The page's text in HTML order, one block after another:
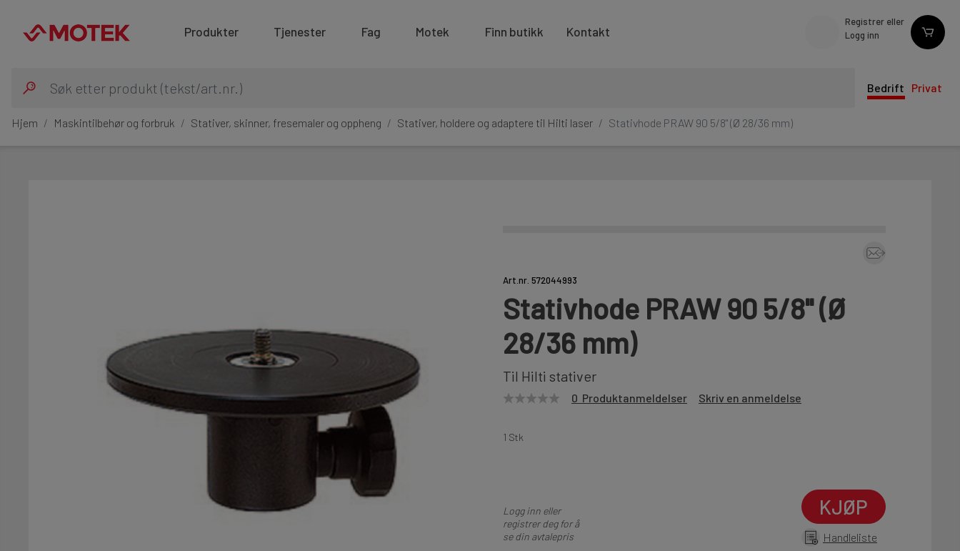
Produkter Tjenester Fag Motek Finn butikk Kontakt
Registrer eller
Logg inn
Bedrift Privat
Hjem Maskintilbehør og forbruk Stativer, skinner, fresemaler og oppheng Stativer, holdere og adaptere til Hilti laser Stativhode PRAW 90 5/8" (Ø 28/36 mm)
Art.nr. 572044993
Stativhode PRAW 90 5/8" (Ø
28/36 mm)
Til Hilti stativer
0 Produktanmeldelser Skriv en anmeldelse
1 Stk
Logg inn eller
registrer deg for å
se din avtalepris
KJØP
Handleliste